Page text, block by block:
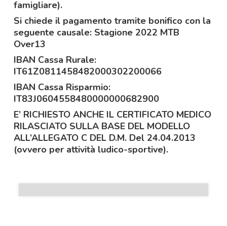
famigliare).
Si chiede il pagamento tramite bonifico con la
seguente causale: Stagione 2022 MTB
Over13
IBAN Cassa Rurale:
IT61Z0811458482000302200066
IBAN Cassa Risparmio:
IT83J0604558480000000682900
E’ RICHIESTO ANCHE IL CERTIFICATO MEDICO
RILASCIATO SULLA BASE DEL MODELLO
ALL’ALLEGATO C DEL D.M. Del 24.04.2013
(ovvero per attività ludico-sportive).